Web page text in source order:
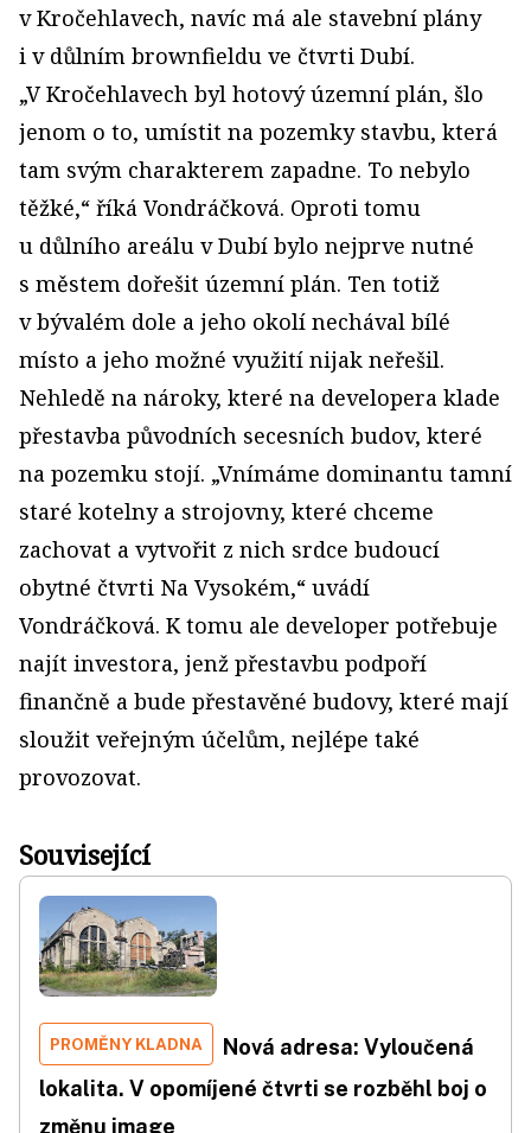
v Kročehlavech, navíc má ale stavební plány
i v důlním brownfieldu ve čtvrti Dubí.
„V Kročehlavech byl hotový územní plán, šlo
jenom o to, umístit na pozemky stavbu, která
tam svým charakterem zapadne. To nebylo
těžké,“ říká Vondráčková. Oproti tomu
u důlního areálu v Dubí bylo nejprve nutné
s městem dořešit územní plán. Ten totiž
v bývalém dole a jeho okolí nechával bílé
místo a jeho možné využití nijak neřešil.
Nehledě na nároky, které na developera klade
přestavba původních secesních budov, které
na pozemku stojí. „Vnímáme dominantu tamní
staré kotelny a strojovny, které chceme
zachovat a vytvořit z nich srdce budoucí
obytné čtvrti Na Vysokém,“ uvádí
Vondráčková. K tomu ale developer potřebuje
najít investora, jenž přestavbu podpoří
finančně a bude přestavěné budovy, které mají
sloužit veřejným účelům, nejlépe také
provozovat.
Související
PROMĚNY KLADNA
Nová adresa: Vyloučená
lokalita. V opomíjené čtvrti se rozběhl boj o
změnu image